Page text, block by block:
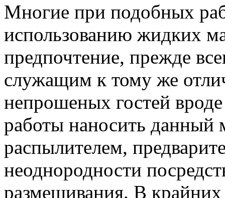
Многие при подобных
использованию жидких
предпочтение, прежде
служащим к тому же
непрошеных гостей
работы наносить данный
распылителем,
неоднородности
размешивания. В крайних